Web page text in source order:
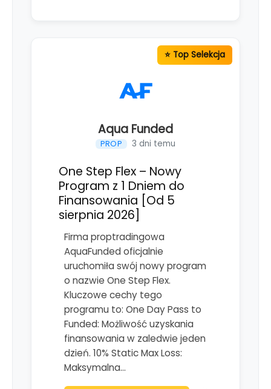
Aqua Funded
PROP 3 dni temu
One Step Flex – Nowy
Program z 1 Dniem do
Finansowania [Od 5
sierpnia 2026]
Firma proptradingowa
AquaFunded oficjalnie
uruchomiła swój nowy program
o nazwie One Step Flex.
Kluczowe cechy tego
programu to: One Day Pass to
Funded: Możliwość uzyskania
finansowania w zaledwie jeden
dzień. 10% Static Max Loss:
Maksymalna…